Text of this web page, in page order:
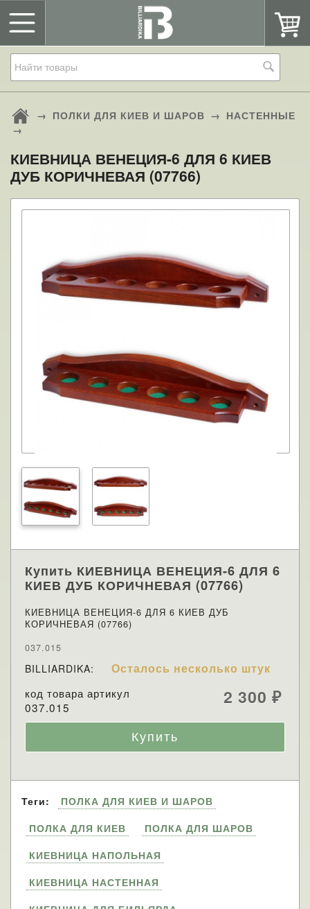
→ ПОЛКИ ДЛЯ КИЕВ И ШАРОВ → НАСТЕННЫЕ
→
КИЕВНИЦА ВЕНЕЦИЯ-6 ДЛЯ 6 КИЕВ
ДУБ КОРИЧНЕВАЯ (07766)
Купить КИЕВНИЦА ВЕНЕЦИЯ-6 ДЛЯ 6
КИЕВ ДУБ КОРИЧНЕВАЯ (07766)
КИЕВНИЦА ВЕНЕЦИЯ-6 ДЛЯ 6 КИЕВ ДУБ
КОРИЧНЕВАЯ (07766)
037.015
BILLIARDIKA: Осталось несколько штук
код товара артикул
037.015
2 300 ₽
Теги:
ПОЛКА ДЛЯ КИЕВ И ШАРОВ
ПОЛКА ДЛЯ КИЕВ
ПОЛКА ДЛЯ ШАРОВ
КИЕВНИЦА НАПОЛЬНАЯ
КИЕВНИЦА НАСТЕННАЯ